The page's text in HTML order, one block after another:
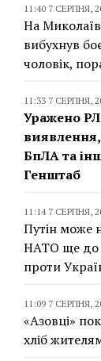
11:40 7 СЕРПНЯ,
На
вибухнув
чоловік,
11:33 7 СЕРПНЯ,
Уражено
БпЛА та
Генштаб
11:14 7 СЕРПНЯ,
Путін може
НАТО ще до
проти
11:09 7 СЕРПНЯ,
«Азовці»
хліб